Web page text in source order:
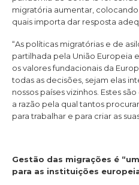
migratória aumentar,
quais importa dar resposta
“As políticas migratórias e de
partilhada pela União Europeia
os valores fundacionais da
todas as decisões, sejam elas
nossos países vizinhos. Estes
a razão pela qual tantos
para trabalhar e para criar as
Gestão das migrações é
para as instituições